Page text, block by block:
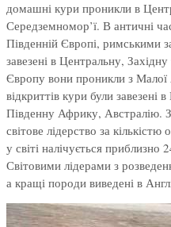
домашні кури проникли в
Середземномор’ї. В античні
Південній Європі, римськими
завезені в Центральну,
Європу вони проникли з Малої
відкриттів кури були завезені
Південну Африку, Австралію.
світове лідерство за
у світі налічується
Світовими лідерами з
а кращі породи виведені в